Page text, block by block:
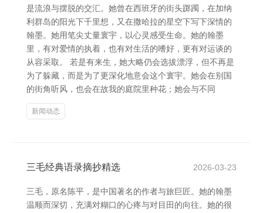
是流浪与摆脱的交汇。她曾在西班牙的街头踯躅，在加纳
利群岛的阳光下千里想，又在撒哈拉的星空下写下深情的
翰墨。她用笔尖丈量寰宇，以心灵感受生命。她的翰墨
里，有对爱情的执着，也有对生活的嗜好，更有对运谈的
从容采取。 若是有来生，她大略仍会选拔漂浮，但不再是
为了躲藏，而是为了更深化地意会这个寰宇。她会在别国
的街角听风，也会在故我的庭院里种花；她会与不同
新闻动态
三毛经典语录摘抄精选 2026-03-23
三毛，原名陈平，是中国著名的作者与旅巨匠。她的翰墨
温顺而深切，充满对糊口的心疼与对目田的向往。她的很